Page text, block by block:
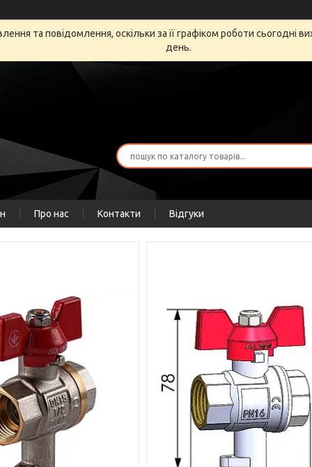
та повідомлення, оскільки за її графіком роботи сьогодні
день.
Про нас Контакти Відгуки